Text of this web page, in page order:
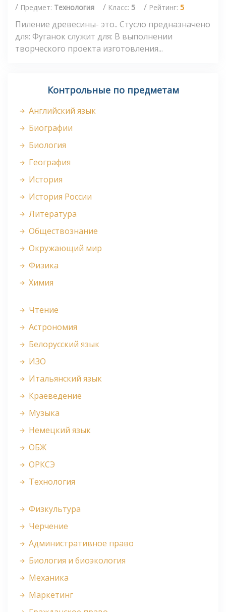
/ Предмет: Технология / Класс: 5 / Рейтинг: 5
Пиление древесины- это.. Стусло предназначено
для: Фуганок служит для: В выполнении
творческого проекта изготовления...
Контрольные по предметам
Английский язык
Биографии
Биология
География
История
История России
Литература
Обществознание
Окружающий мир
Физика
Химия
Чтение
Астрономия
Белорусский язык
ИЗО
Итальянский язык
Краеведение
Музыка
Немецкий язык
ОБЖ
ОРКСЭ
Технология
Физкультура
Черчение
Административное право
Биология и биоэкология
Механика
Маркетинг